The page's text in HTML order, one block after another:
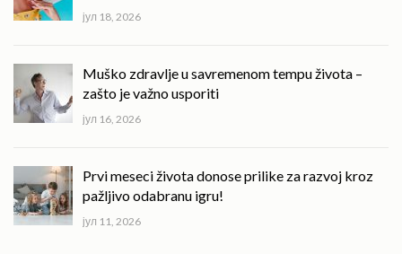
јул 18, 2026
Muško zdravlje u savremenom tempu života –
zašto je važno usporiti
јул 16, 2026
Prvi meseci života donose prilike za razvoj kroz
pažljivo odabranu igru!
јул 11, 2026